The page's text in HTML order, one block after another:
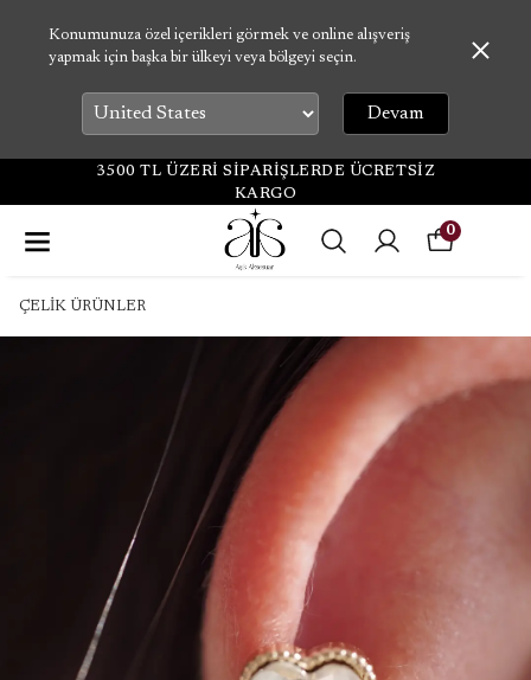
Konumunuza özel içerikleri görmek ve online alışveriş
yapmak için başka bir ülkeyi veya bölgeyi seçin.
Devam
3500 TL ÜZERİ SİPARİŞLERDE ÜCRETSİZ
KARGO
0
ÇELİK ÜRÜNLER